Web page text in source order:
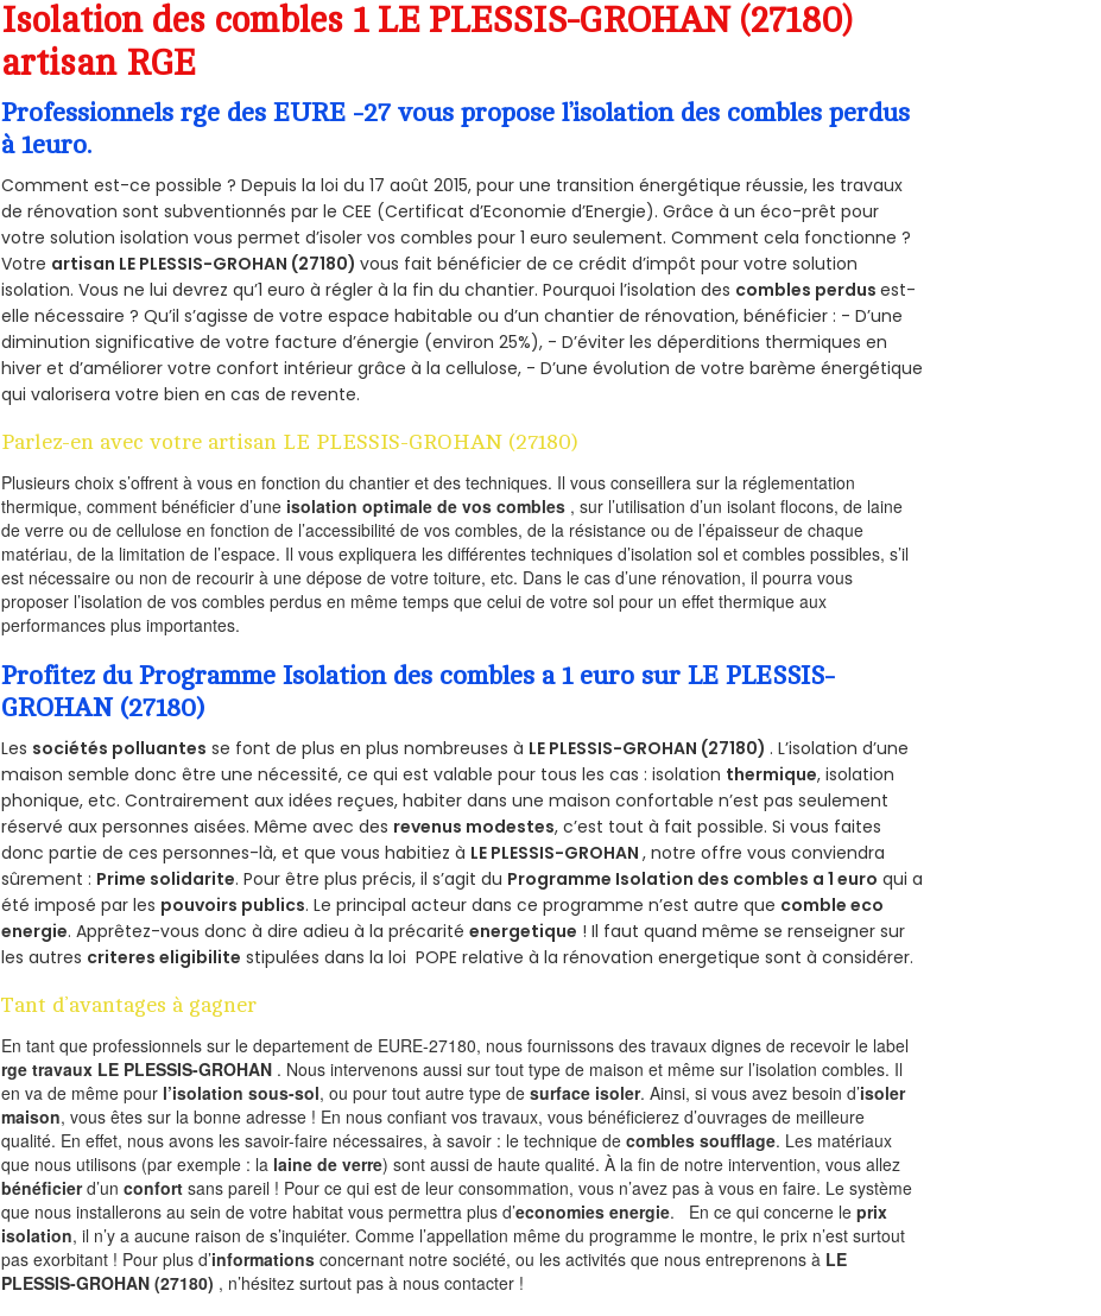
Isolation des combles 1 LE PLESSIS-GROHAN (27180)
artisan RGE
Professionnels rge des EURE -27 vous propose l’isolation des combles perdus
à 1euro.
Comment est-ce possible ? Depuis la loi du 17 août 2015, pour une transition énergétique réussie, les travaux
de rénovation sont subventionnés par le CEE (Certificat d’Economie d’Energie). Grâce à un éco-prêt pour
votre solution isolation vous permet d’isoler vos combles pour 1 euro seulement. Comment cela fonctionne ?
Votre artisan LE PLESSIS-GROHAN (27180)vous fait bénéficier de ce crédit d’impôt pour votre solution
isolation. Vous ne lui devrez qu’1 euro à régler à la fin du chantier. Pourquoi l’isolation des combles perdusest-
elle nécessaire ? Qu’il s’agisse de votre espace habitable ou d’un chantier de rénovation, bénéficier : - D’une
diminution significative de votre facture d’énergie (environ 25%), - D’éviter les déperditions thermiques en
hiver et d’améliorer votre confort intérieur grâce à la cellulose, - D’une évolution de votre barème énergétique
qui valorisera votre bien en cas de revente.
Parlez-en avec votre artisan LE PLESSIS-GROHAN (27180)
Plusieurs choix s’offrent à vous en fonction du chantier et des techniques. Il vous conseillera sur la réglementation
thermique, comment bénéficier d’une isolation optimale de vos combles , sur l’utilisation d’un isolant flocons, de laine
de verre ou de cellulose en fonction de l’accessibilité de vos combles, de la résistance ou de l’épaisseur de chaque
matériau, de la limitation de l’espace. Il vous expliquera les différentes techniques d’isolation sol et combles possibles, s’il
est nécessaire ou non de recourir à une dépose de votre toiture, etc. Dans le cas d’une rénovation, il pourra vous
proposer l’isolation de vos combles perdus en même temps que celui de votre sol pour un effet thermique aux
performances plus importantes.
Profitez du Programme Isolation des combles a 1 euro sur LE PLESSIS-
GROHAN (27180)
Les sociétés polluantes se font de plus en plus nombreuses à LE PLESSIS-GROHAN (27180) . L’isolation d’une
maison semble donc être une nécessité, ce qui est valable pour tous les cas : isolation thermique, isolation
phonique, etc. Contrairement aux idées reçues, habiter dans une maison confortable n’est pas seulement
réservé aux personnes aisées. Même avec des revenus modestes, c’est tout à fait possible. Si vous faites
donc partie de ces personnes-là, et que vous habitiez à LE PLESSIS-GROHAN, notre offre vous conviendra
sûrement : Prime solidarite. Pour être plus précis, il s’agit du Programme Isolation des combles a 1 euro qui a
été imposé par les pouvoirs publics. Le principal acteur dans ce programme n’est autre que comble eco
energie. Apprêtez-vous donc à dire adieu à la précaritéenergetique ! Il faut quand même se renseigner sur
les autres criteres eligibilite stipulées dans la loi POPE relative à la rénovation energetique sont à considérer.
Tant d’avantages à gagner
En tant que professionnels sur le departement de EURE-27180, nous fournissons des travaux dignes de recevoir le label
rge travaux LE PLESSIS-GROHAN . Nous intervenons aussi sur tout type de maison et même sur l’isolation combles. Il
en va de même pour l’isolation sous-sol, ou pour tout autre type desurface isoler. Ainsi, si vous avez besoin d’isoler
maison, vous êtes sur la bonne adresse ! En nous confiant vos travaux, vous bénéficierez d’ouvrages de meilleure
qualité. En effet, nous avons les savoir-faire nécessaires, à savoir : le technique decombles soufflage. Les matériaux
que nous utilisons (par exemple : la laine de verre) sont aussi de haute qualité. À la fin de notre intervention, vous allez
bénéficierd’unconfort sans pareil ! Pour ce qui est de leur consommation, vous n’avez pas à vous en faire. Le système
que nous installerons au sein de votre habitat vous permettra plus d’economies energie. En ce qui concerne leprix
isolation, il n’y a aucune raison de s’inquiéter. Comme l’appellation même du programme le montre, le prix n’est surtout
pas exorbitant ! Pour plus d’informations concernant notre société, ou les activités que nous entreprenons à LE
PLESSIS-GROHAN (27180) , n’hésitez surtout pas à nous contacter !